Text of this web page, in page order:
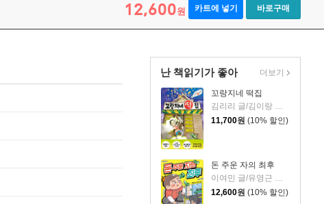
12,600원 카트에 넣기 바로구매
난 책읽기가 좋아
꼬랑지네 떡집
김리리 글/김이랑 그림
11,700원 (10% 할인)
돈 주운 자의 최후
이여민 글/유영근 그림
12,600원 (10% 할인)
더보기